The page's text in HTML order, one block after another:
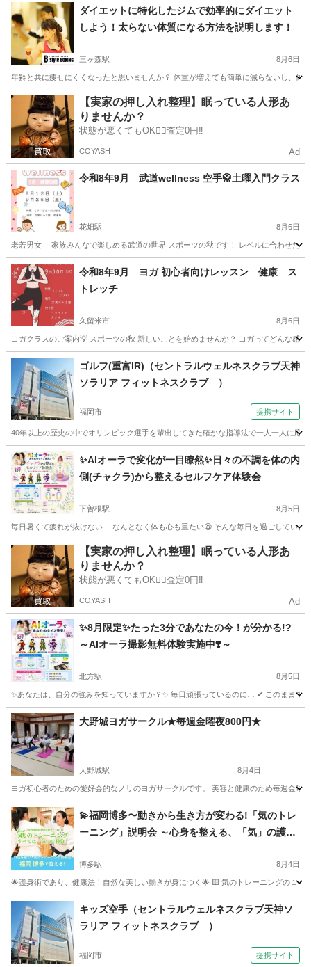
福岡 福岡市 雑餉隈駅 ヨガ 男性
ダイエットに特化したジムで効率的にダイエット
しよう！太らない体質になる方法を説明します！
三ヶ森駅 8月6日
年齢と共に痩せにくくなったと思いませんか？ 体重が増えても簡単に減らないし、
福岡 北九州市 三ヶ森駅 その他
【実家の押し入れ整理】眠っている人形あ
りませんか？
状態が悪くてもOK🙆‍♀️査定0円‼️
COYASH Ad
令和8年9月 武道wellness 空手🥋土曜入門クラス
花畑駅 8月6日
老若男女 家族みんなで楽しめる武道の世界 スポーツの秋です！ レベルに合わせたク
福岡 久留米市 花畑駅 スポーツ 仲間
令和8年9月 ヨガ 初心者向けレッスン 健康 ス
トレッチ
久留米市 8月6日
ヨガクラスのご案内💡 スポーツの秋 新しいことを始めませんか？ ヨガってどんな感
福岡 久留米市 料金
ゴルフ(重富IR)（セントラルウェルネスクラブ天神
ソラリア フィットネスクラブ ）
福岡市 提携サイト
40年以上の歴史の中でオリンピック選手を輩出してきた確かな指導法で一人一人に応
福岡 福岡市 ゴルフ
✨AIオーラで変化が一目瞭然✨日々の不調を体の内
側(チャクラ)から整えるセルフケア体験会
下曽根駅 8月5日
毎日暑くて疲れが抜けない… なんとなく体も心も重たい😫 そんな毎日を過ごしてい
福岡 北九州市 下曽根駅 ヨガ オーラ
【実家の押し入れ整理】眠っている人形あ
りませんか？
状態が悪くてもOK🙆‍♀️査定0円‼️
COYASH Ad
✨8月限定✨たった3分であなたの今！が分かる!?
～AIオーラ撮影無料体験実施中❣️～
北方駅 8月5日
✨あなたは、自分の強みを知っていますか？✨ 毎日頑張っているのに… ✔ このまま
福岡 北九州市 北方駅 オーラ
大野城ヨガサークル★毎週金曜夜800円★
大野城駅 8月4日
ヨガ初心者のための愛好会的なノリのヨガサークルです。 美容と健康のため毎週金
福岡 大野城市 大野城駅 ヨガ 福岡 大野城市
下大利駅 ヨガ サークル
💫福岡博多〜動きから生き方が変わる!「気のトレ
ーニング」説明会 ～心身を整える、「気」の護身
博多駅 8月4日
🌟護身術であり、健康法！自然な美しい動きが身につく🌟 🟨 気のトレーニン
福岡 福岡市 博多駅 気功 護身術
キッズ空手（セントラルウェルネスクラブ天神ソ
ラリア フィットネスクラブ ）
福岡市 提携サイト